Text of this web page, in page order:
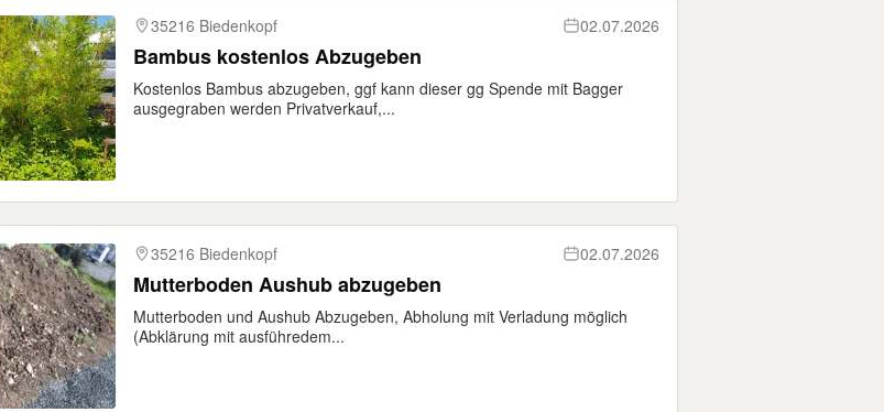
35216 Biedenkopf 02.07.2026
Bambus kostenlos Abzugeben
Kostenlos Bambus abzugeben, ggf kann dieser gg Spende mit Bagger
ausgegraben werden Privatverkauf,...
35216 Biedenkopf 02.07.2026
Mutterboden Aushub abzugeben
Mutterboden und Aushub Abzugeben, Abholung mit Verladung möglich
(Abklärung mit ausführedem...